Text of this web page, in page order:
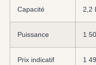
Capacité 2,2 L
Puissance 1
Prix indicatif 1